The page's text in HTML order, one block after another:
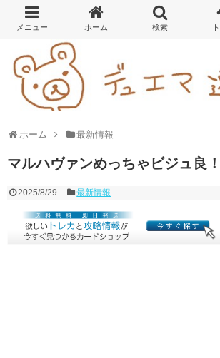
ホーム 最新情報
マルハヴァンめっちゃビジュ良
2025/8/29 最新情報